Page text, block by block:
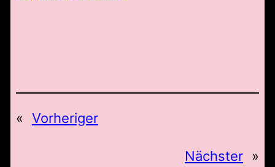
« Vorheriger
Nächster »